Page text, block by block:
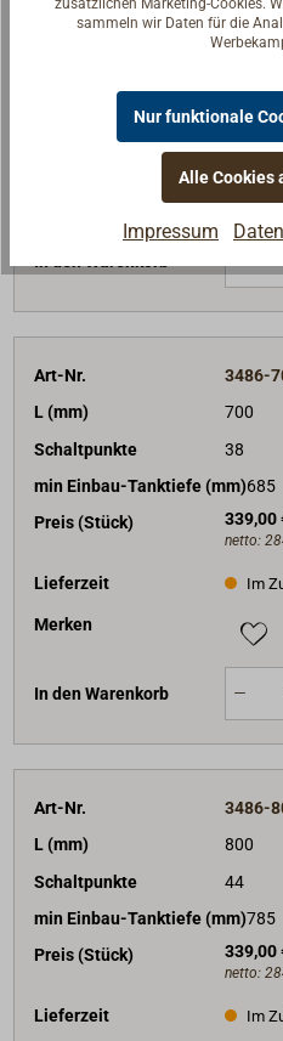
Schaltpunkte
32
min Einbau-Tanktiefe (mm)585
Preis (Stück)
226,00
netto:
Im
Art-Nr.
3486-
L (mm)
700
Schaltpunkte
38
min Einbau-Tanktiefe (mm)685
Preis (Stück)
339,00
netto:
Lieferzeit Im
Merken
In den Warenkorb
Art-Nr.
3486-
L (mm)
800
Schaltpunkte
44
min Einbau-Tanktiefe (mm)785
Preis (Stück)
339,00
netto:
Lieferzeit Im
zusätzlichen Marketing-Cookies.
sammeln wir Daten für die
Nur funktionale
Alle Cookies
Impressum